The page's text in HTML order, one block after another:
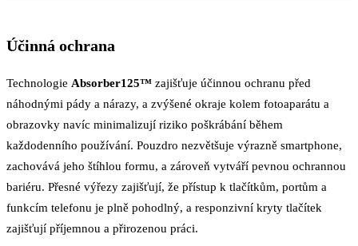
Účinná ochrana
Technologie Absorber125™ zajišťuje účinnou ochranu před
náhodnými pády a nárazy, a zvýšené okraje kolem fotoaparátu a
obrazovky navíc minimalizují riziko poškrábání během
každodenního používání. Pouzdro nezvětšuje výrazně smartphone,
zachovává jeho štíhlou formu, a zároveň vytváří pevnou ochrannou
bariéru. Přesné výřezy zajišťují, že přístup k tlačítkům, portům a
funkcím telefonu je plně pohodlný, a responzivní kryty tlačítek
zajišťují příjemnou a přirozenou práci.